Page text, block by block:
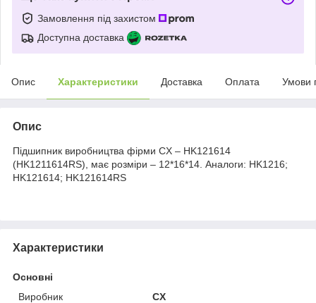
Замовлення під захистом
Доступна доставка
Опис Характеристики Доставка Оплата Умови
Опис
Підшипник виробництва фірми CX – HK121614
(HK1211614RS), має розміри – 12*16*14. Аналоги: HK1216;
HK121614; HK121614RS
Характеристики
Основні
Виробник
CX